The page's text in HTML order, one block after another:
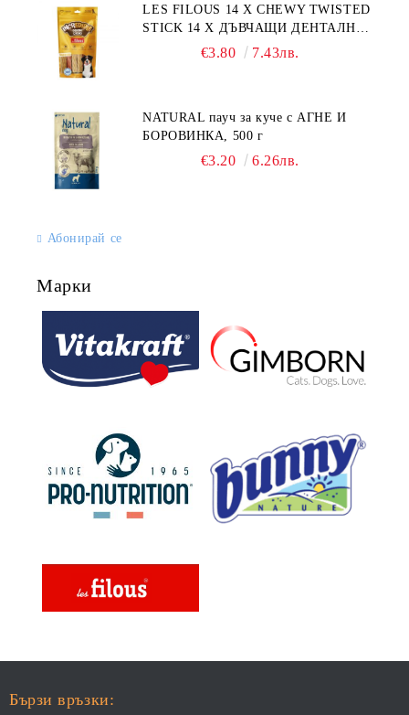
LES FILOUS 14 X CHEWY TWISTED
STICK 14 X ДЪВЧАЩИ ДЕНТАЛНИ
СОЛЕТИ за куче, УВИТИ
€3.80 7.43лв.
NATURAL пауч за куче с АГНЕ И
БОРОВИНКА, 500 г
€3.20 6.26лв.
Абонирай се
Марки
Бързи връзки: